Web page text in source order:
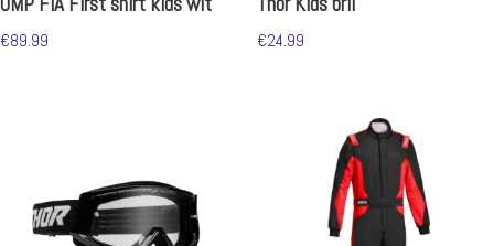
€89.99 €24.99